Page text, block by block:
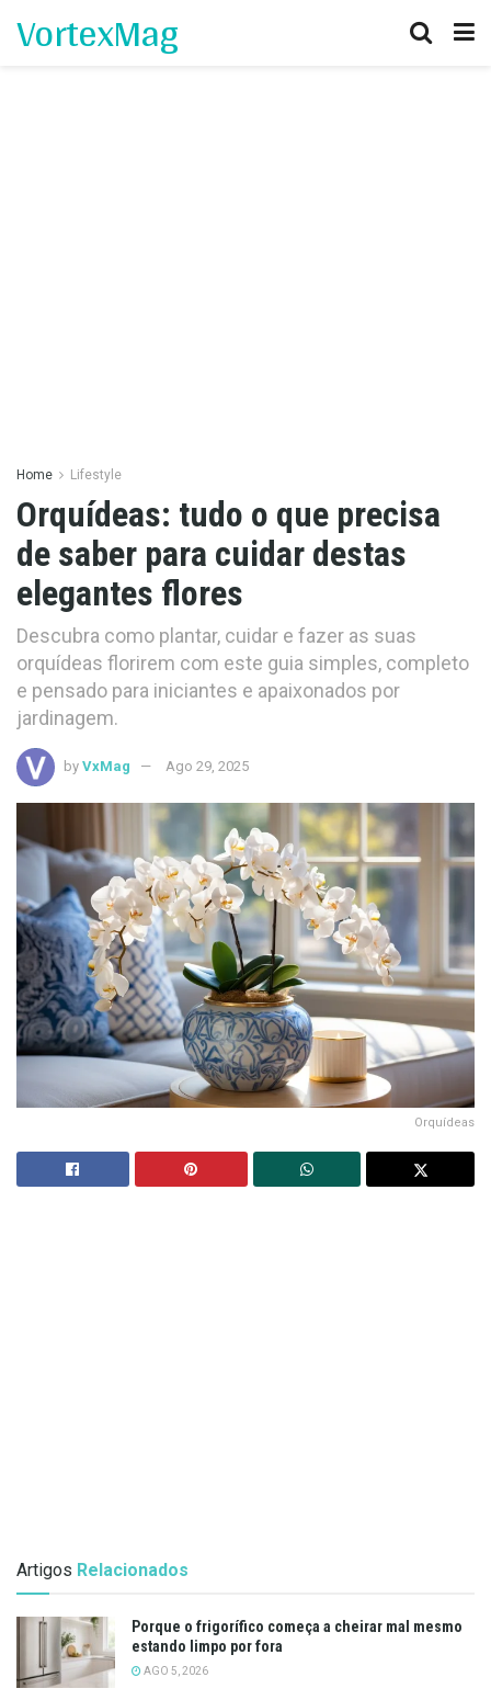
VortexMag
Home Lifestyle
Orquídeas: tudo o que precisa
de saber para cuidar destas
elegantes flores
Descubra como plantar, cuidar e fazer as suas
orquídeas florirem com este guia simples, completo
e pensado para iniciantes e apaixonados por
jardinagem.
by VxMag Ago 29, 2025
Orquídeas
Artigos Relacionados
Porque o frigorífico começa a cheirar mal mesmo
estando limpo por fora
AGO 5, 2026